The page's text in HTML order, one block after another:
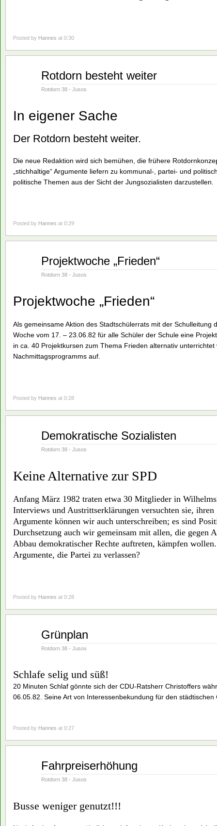
Posted by Hannes at 0:30
Rotdorn besteht weiter
Rotdorn 38 - Jusos
In eigener Sache
Der Rotdorn besteht weiter.
Die neue Redaktion wird sich bemühen, die frühere
„stichhaltige“ Argumente liefern zu kommunal-, partei- und
politische Themen aus der Sicht der Jungsozialisten darzustellen.
Posted by Hannes at 0:29
Projektwoche „Frieden“
Rotdorn 38 - Jusos
Projektwoche „Frieden“
Als gemeinsame Aktion des Stadtschülerrats mit der Schulleitung
Woche vom 17. – 23.06.82 für alle Schüler der Schule eine
in ca. 40 Projektkursen zum Thema Frieden alternativ
Nachmittagsprogramms auf.
Posted by Hannes at 0:28
Demokratische Sozialisten
Rotdorn 38 - Jusos
Keine Alternative zur SPD
Anfang März 1982 traten etwa 30 Mitglieder in
Interviews und Austrittserklärungen versuchten sie,
Argumente können wir auch unterschreiben; es sind
Durchsetzung auch wir gemeinsam mit allen, die gegen
Abbau demokratischer Rechte auftreten, kämpfen
Argumente, die Partei zu verlassen?
Posted by Hannes at 0:28
Grünplan
Rotdorn 38 - Jusos
Schlafe selig und süß!
20 Minuten Schlaf gönnte sich der CDU-Ratsherr Christoffers
06.05.82. Seine Art von Interessenbekundung für den
Posted by Hannes at 0:27
Fahrpreiserhöhung
Rotdorn 38 - Jusos
Busse weniger genutzt!!!